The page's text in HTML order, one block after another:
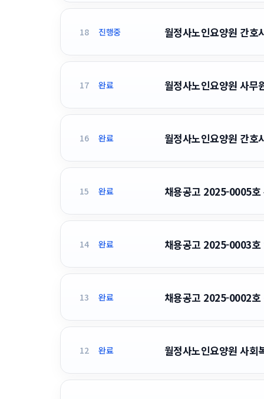
18 진행중 월정사노인요양원 간
17 완료 월정사노인요양원 사
16 완료 월정사노인요양원 간
15 완료 채용공고 2025-0005호
14 완료 채용공고 2025-0003호
13 완료 채용공고 2025-0002호
12 완료 월정사노인요양원 사회